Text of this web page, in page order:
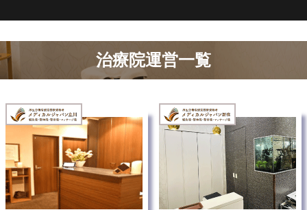
治療院運営一覧